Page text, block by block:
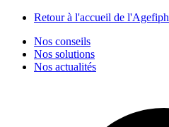
Retour à l'accueil de l'Agefiph
Nos conseils
Nos solutions
Nos actualités